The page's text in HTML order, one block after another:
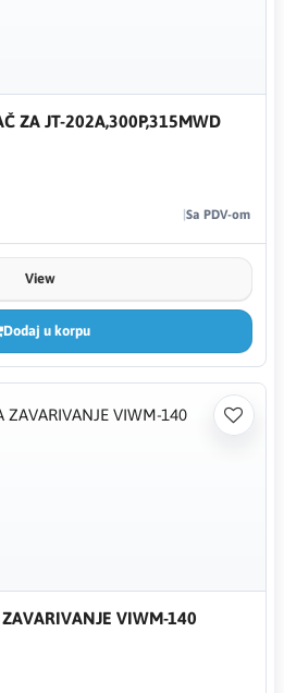
ZA JT-202A,300P,315MWD
Sa PDV-om
View
Dodaj u korpu
VIWM-140